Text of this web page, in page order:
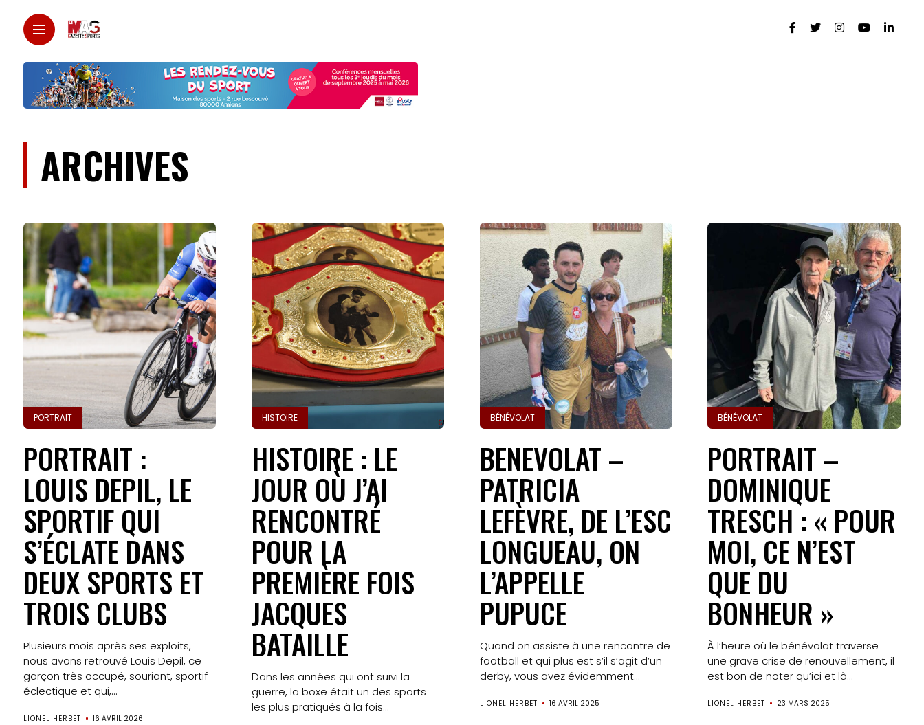
ARCHIVES
PORTRAIT
PORTRAIT :
LOUIS DEPIL, LE
SPORTIF QUI
S’ÉCLATE DANS
DEUX SPORTS ET
TROIS CLUBS
Plusieurs mois après ses exploits,
nous avons retrouvé Louis Depil, ce
garçon très occupé, souriant, sportif
éclectique et qui,...
LIONEL HERBET 16 AVRIL 2026
HISTOIRE
HISTOIRE : LE
JOUR OÙ J’AI
RENCONTRÉ
POUR LA
PREMIÈRE FOIS
JACQUES
BATAILLE
Dans les années qui ont suivi la
guerre, la boxe était un des sports
les plus pratiqués à la fois...
BÉNÉVOLAT
BENEVOLAT –
PATRICIA
LEFÈVRE, DE L’ESC
LONGUEAU, ON
L’APPELLE
PUPUCE
Quand on assiste à une rencontre de
football et qui plus est s’il s’agit d’un
derby, vous avez évidemment...
LIONEL HERBET 16 AVRIL 2025
BÉNÉVOLAT
PORTRAIT –
DOMINIQUE
TRESCH : « POUR
MOI, CE N’EST
QUE DU
BONHEUR »
À l’heure où le bénévolat traverse
une grave crise de renouvellement, il
est bon de noter qu’ici et là...
LIONEL HERBET 23 MARS 2025